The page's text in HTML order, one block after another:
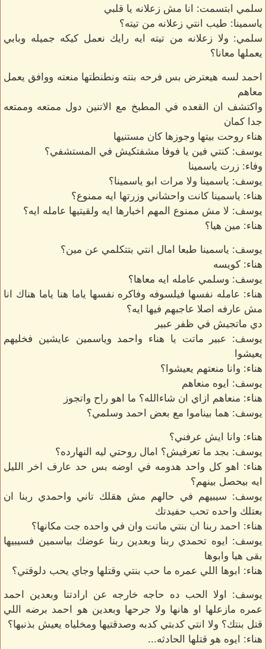
سلمي ابتسمت: انا مش زعلانه يا قلبي
ياسمينا: طيب انتي زعلانه من تيته؟
سلمي: ولا زعلانه من تيته ايه رايك نعمل كيكه جميله وبابي
يعملها معانا؟
احمد لسه هيعترض بس فرحه بنته ونطنطتها منعته ووافق يعمل
معاهم
واكتشف ان القعده في المطبخ مع الاتنين دول ممتعه وممتعه
جدا كمان
هناء روحت بيتها وجوزها كان مستنيها
يوسف: كنتي فين يا فوفا مشفتكيش في المستشفي؟
وفاء: زرت ياسمينا
يوسف: ياسمينا ولا مرات ابو ياسمينا؟
هناء: ياسمينا كانت واحشاني وزرتها ايه ممنوع؟
يوسف: لا مش ممنوع المهم اخبارها ايه ولقيتيها عامله ايه؟
هناء: مين هيا؟
يوسف: ياسمينا طبعا امال انتي بتتكلمي عن مين؟
هناء: كويسه
يوسف: وسلمي عامله ايه معاها؟
هناء: عامله نفسها فيلسوفه وفاكره نفسها ياما هنا ياما هناك انا
مش عارفه اصلا عاجبهم فيها ايه؟
دي ماتجيش في ظفر عبير
يوسف: عبير ماتت يا هناء واحمد وياسمين عايشين فخليهم
يعيشوا
هناء: وانا منعتهم يعيشوا؟
يوسف: ايوه منعاهم
هناء: منعاهم ازاي ان شاءالله؟ ما اهو راح واتجوز
يوسف: هما بيناموا مع بعض احمد وسلمي؟
هناء: وانا ايش عرفني؟
يوسف: بجد ما تعرفيش؟ امال روحتي ليه النهارده؟
هناء: اهو كل واحد هدومه في اوضه بس حد عارف اخر الليل
ايه بيحصل بينهم؟
يوسف: سيبيهم في حالهم مش هقلك تاني واحمدي ربنا ان
بعتلك واحده تحب حفيدتك
هناء: احمد ربنا ان بنتي ماتت وان في واحده جت مكانها؟
يوسف: ايوه تحمدي ربنا وبعدين ربنا عوضك بياسمين فسيبيها
بقى هيا وابوها
هناء: ابوها اللي عمره ما حب بنتي وقتلها وجاي يحب دلوقتي؟
يوسف: اولا الحب ده حاجه خارجه عن ارادتنا وبعدين احمد
عمره مازعلها او هانها ولا جرحها وبعدين هو احمد برضه اللي
قتل بنتك؟ ولا انتي كدبتي كدبه وصدقتيها ومخلياه يعيش بذنبها؟
هناء: ايوه هو قتلها الحادثه...